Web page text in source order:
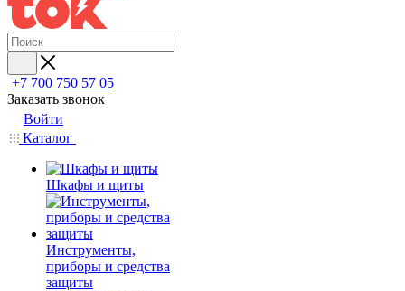
+7 700 750 57 05
Заказать звонок
Войти
Каталог
Шкафы и щиты
Инструменты,
приборы и средства
защиты